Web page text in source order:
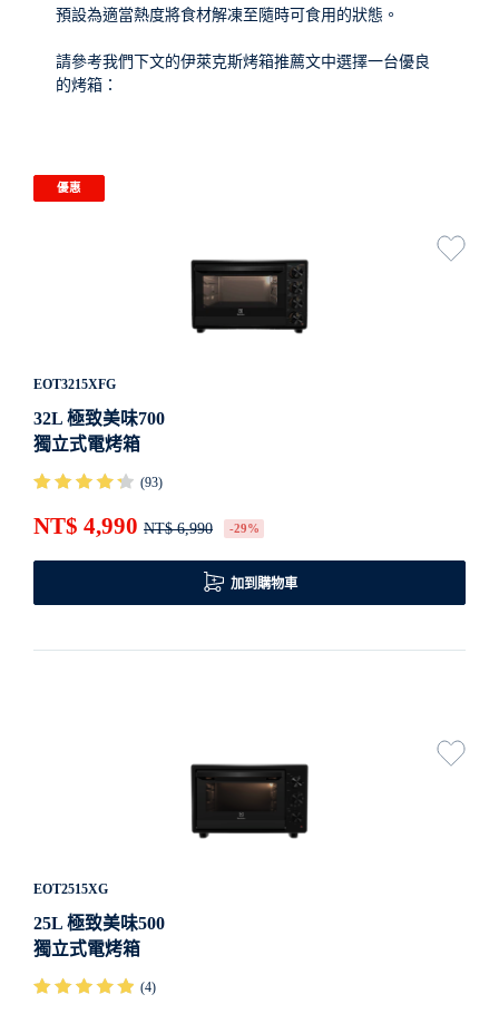
預設為適當熱度將食材解凍至隨時可食用的狀態。
請參考我們下文的伊萊克斯烤箱推薦文中選擇一台優良
的烤箱：
優惠
EOT3215XFG
32L 極致美味700
獨立式電烤箱
(93)
NT$ 4,990 NT$ 6,990 -29%
加到購物車
EOT2515XG
25L 極致美味500
獨立式電烤箱
(4)